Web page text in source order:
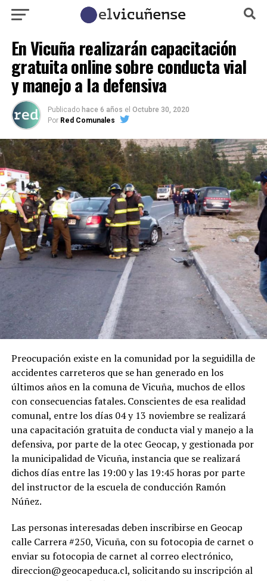
En Vicuña realizarán capacitación
gratuita online sobre conducta vial
y manejo a la defensiva
Publicado hace 6 años el Octubre 30, 2020
Por Red Comunales
Preocupación existe en la comunidad por la seguidilla de
accidentes carreteros que se han generado en los
últimos años en la comuna de Vicuña, muchos de ellos
con consecuencias fatales. Conscientes de esa realidad
comunal, entre los días 04 y 13 noviembre se realizará
una capacitación gratuita de conducta vial y manejo a la
defensiva, por parte de la otec Geocap, y gestionada por
la municipalidad de Vicuña, instancia que se realizará
dichos días entre las 19:00 y las 19:45 horas por parte
del instructor de la escuela de conducción Ramón
Núñez.
Las personas interesadas deben inscribirse en Geocap
calle Carrera #250, Vicuña, con su fotocopia de carnet o
enviar su fotocopia de carnet al correo electrónico,
direccion@geocapeduca.cl, solicitando su inscripción al